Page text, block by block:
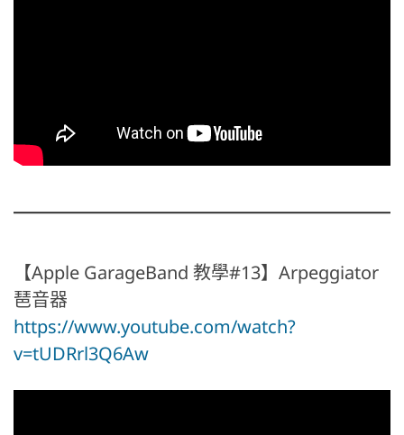
【Apple GarageBand 教學#13】Arpeggiator
琶音器
https://www.youtube.com/watch?
v=tUDRrl3Q6Aw